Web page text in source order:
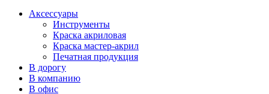
Аксессуары
Инструменты
Краска акриловая
Краска мастер-акрил
Печатная продукция
В дорогу
В компанию
В офис